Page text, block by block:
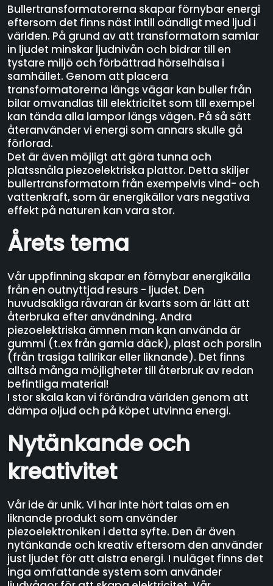
Bullertransformatorerna skapar förnybar energi
eftersom det finns näst intill oändligt med ljud i
världen. På grund av att transformatorn samlar
in ljudet minskar ljudnivån och bidrar till en
tystare miljö och förbättrad hörselhälsa i
samhället. Genom att placera
transformatorerna längs vägar kan buller från
bilar omvandlas till elektricitet som till exempel
kan tända alla lampor längs vägen. På så sätt
återanvänder vi energi som annars skulle gå
förlorad.
Det är även möjligt att göra tunna och
platssnåla piezoelektriska plattor. Detta skiljer
bullertransformatorn från exempelvis vind- och
vattenkraft, som är energikällor vars negativa
effekt på naturen kan vara stor.
Årets tema
Vår uppfinning skapar en förnybar energikälla
från en outnyttjad resurs - ljudet. Den
huvudsakliga råvaran är kvarts som är lätt att
återbruka efter användning. Andra
piezoelektriska ämnen man kan använda är
gummi (t.ex från gamla däck), plast och porslin
(från trasiga tallrikar eller liknande). Det finns
alltså många möjligheter till återbruk av redan
befintliga material!
I stor skala kan vi förändra världen genom att
dämpa oljud och på köpet utvinna energi.
Nytänkande och
kreativitet
Vår ide är unik. Vi har inte hört talas om en
liknande produkt som använder
piezoelektroniken i detta syfte. Den är även
nytänkande och kreativ eftersom den använder
just ljudet för att alstra energi. I nuläget finns det
inga omfattande system som använder